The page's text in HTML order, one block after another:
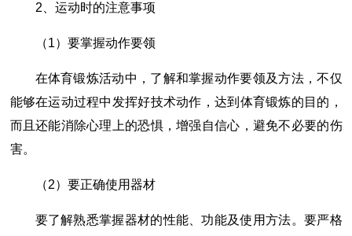
2、运动时的注意事项
（1）要掌握动作要领
在体育锻炼活动中，了解和掌握动作要领及方法，不仅
能够在运动过程中发挥好技术动作，达到体育锻炼的目的，
而且还能消除心理上的恐惧，增强自信心，避免不必要的伤
害。
（2）要正确使用器材
要了解熟悉掌握器材的性能、功能及使用方法。要严格